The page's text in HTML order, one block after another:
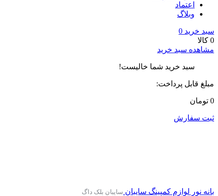
اعتماد
وبلاگ
سبد خرید 0
0 کالا
مشاهده سبد خرید
سبد خرید شما خالیست!
مبلغ قابل پرداخت:
0 تومان
ثبت سفارش
بانه نور لوازم کمپینگ سایبان سایبان بلک داگ